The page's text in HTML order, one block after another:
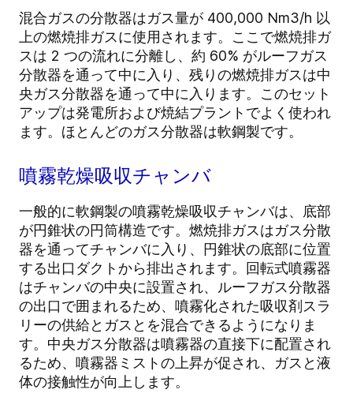
混合ガスの分散器はガス量が 400,000 Nm3/h 以
上の燃焼排ガスに使用されます。ここで燃焼排ガ
スは 2 つの流れに分離し、約 60% がルーフガス
分散器を通って中に入り、残りの燃焼排ガスは中
央ガス分散器を通って中に入ります。このセット
アップは発電所および焼結プラントでよく使われ
ます。ほとんどのガス分散器は軟鋼製です。
噴霧乾燥吸収チャンバ
一般的に軟鋼製の噴霧乾燥吸収チャンバは、底部
が円錐状の円筒構造です。燃焼排ガスはガス分散
器を通ってチャンバに入り、円錐状の底部に位置
する出口ダクトから排出されます。回転式噴霧器
はチャンバの中央に設置され、ルーフガス分散器
の出口で囲まれるため、噴霧化された吸収剤スラ
リーの供給とガスとを混合できるようになりま
す。中央ガス分散器は噴霧器の直接下に配置され
るため、噴霧器ミストの上昇が促され、ガスと液
体の接触性が向上します。